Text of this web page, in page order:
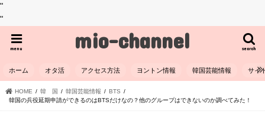
"
"
mio-channel search
menu
ホーム オタ活 アクセス方法 ヨントン情報 韓国芸能情報 サイ
HOME 韓 国 韓国芸能情報
BTS
韓国の兵役延期申請ができるのはBTSだけなの？他のグループはできないのか調べてみた！